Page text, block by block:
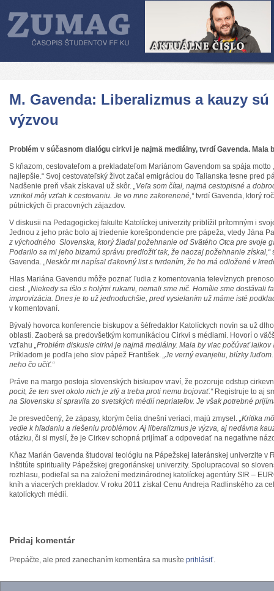
M. Gavenda: Liberalizmus a kauzy
výzvou
Problém v súčasnom dialógu cirkvi je najmä mediálny, tvrdí Gavenda.
S kňazom, cestovateľom a prekladateľom Mariánom Gavendom sa spája motto
najlepšie.“ Svoj cestovateľský život začal emigráciou do Talianska tesne pred
Nadšenie preň však získaval už skôr. „Veľa som čítal, najmä cestopisné a
vznikol môj vzťah k cestovaniu. Je vo mne zakorenené,“tvrdí Gavenda, ktorý
pútnických či pracovných zájazdov.
V diskusii na Pedagogickej fakulte Katolíckej univerzity priblížil prítomným i
Jednou z jeho prác bolo aj triedenie korešpondencie pre pápeža, vtedy Jána
z východného Slovenska, ktorý žiadal požehnanie od Svätého Otca pre svoje
Podarilo sa mi jeho bizarnú správu predložiť tak, že naozaj požehnanie získal,“
Gavenda. „Neskôr mi napísal ďakovný list s tvrdením, že ho má odložené v
Hlas Mariána Gavendu môže poznať ľudia z komentovania televíznych
ciest. „Niekedy sa išlo s holými rukami, nemali sme nič. Homílie sme dostávali
improvizácia. Dnes je to už jednoduchšie, pred vysielaním už máme isté
v komentovaní.
Bývalý hovorca konferencie biskupov a šéfredaktor Katolíckych novín sa už
oblasti. Zaoberá sa predovšetkým komunikáciou Cirkvi s médiami. Hovorí o
vzťahu „Problém diskusie cirkvi je najmä mediálny. Mala by viac počúvať laikov
Príkladom je podľa jeho slov pápež František. „Je verný evanjeliu, blízky
neho čo učiť.“
Práve na margo postoja slovenských biskupov vraví, že pozoruje odstup
pocit, že ten svet okolo nich je zlý a treba proti nemu bojovať.“ Registruje to aj
na Slovensku si spravila zo svetských médií nepriateľov. Je však potrebné
Je presvedčený, že zápasy, ktorým čelia dnešní veriaci, majú zmysel. „Kritika
vedie k hľadaniu a riešeniu problémov. Aj liberalizmus je výzva, aj nedávna
otázku, či si myslí, že je Cirkev schopná prijímať a odpovedať na negatívne
Kňaz Marián Gavenda študoval teológiu na Pápežskej lateránskej univerzite v
Inštitúte spirituality Pápežskej gregoriánskej univerzity. Spolupracoval so
rozhlasu, podieľal sa na založení medzinárodnej katolíckej agentúry SIR –
kníh a viacerých prekladov. V roku 2011 získal Cenu Andreja Radlinského za
katolíckych médií.
Pridaj komentár
Prepáčte, ale pred zanechaním komentára sa musíte prihlásiť.